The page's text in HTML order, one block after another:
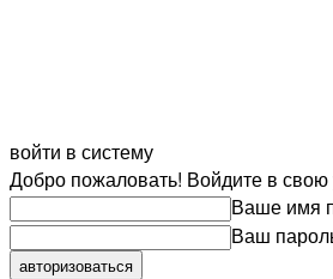
войти в систему
Добро пожаловать! Войдите в свою
Ваше имя
Ваш